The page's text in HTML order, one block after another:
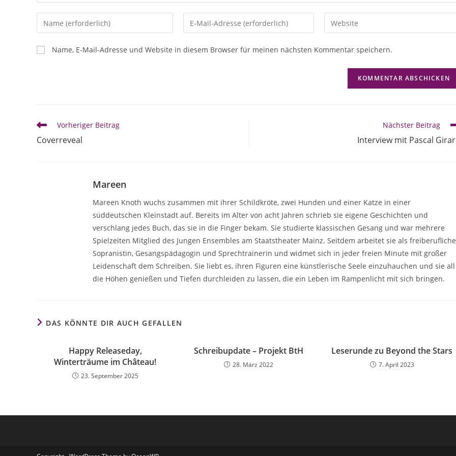
Name, E-Mail-Adresse und Website in diesem Browser für meinen nächsten Kommentar speichern.
Vorheriger Beitrag
Coverreveal
Nächster Beitrag
Interview mit Pascal
Mareen
Mareen Knoth wuchs zusammen mit ihrer Schildkröte, zwei Hunden und einer Katze in einer
süddeutschen Kleinstadt auf. Bereits im Alter von acht Jahren schrieb sie eigene Geschichten und
verschlang jedes Buch, das sie in die Finger bekam. Sie studierte klassischen Gesang und war mehrere
Spielzeiten Mitglied des Jungen Ensembles am Staatstheater Mainz. Seitdem arbeitet sie als freiberufliche
Sopranistin, Gesangspädagogin und Sprechtrainerin und widmet sich in jeder freien Minute mit großer
Leidenschaft dem Schreiben. Sie liebt es, ihren Figuren eine künstlerische Seele einzuhauchen und sie all
die Höhen genießen und Tiefen durchleiden zu lassen, die ein Leben im Rampenlicht mit sich bringen.
DAS KÖNNTE DIR AUCH GEFALLEN
Happy Releaseday,
Winterträume im Château!
23. September 2025
Schreibupdate – Projekt BtH
28. März 2022
Leserunde zu Beyond the Stars
7. April 2023